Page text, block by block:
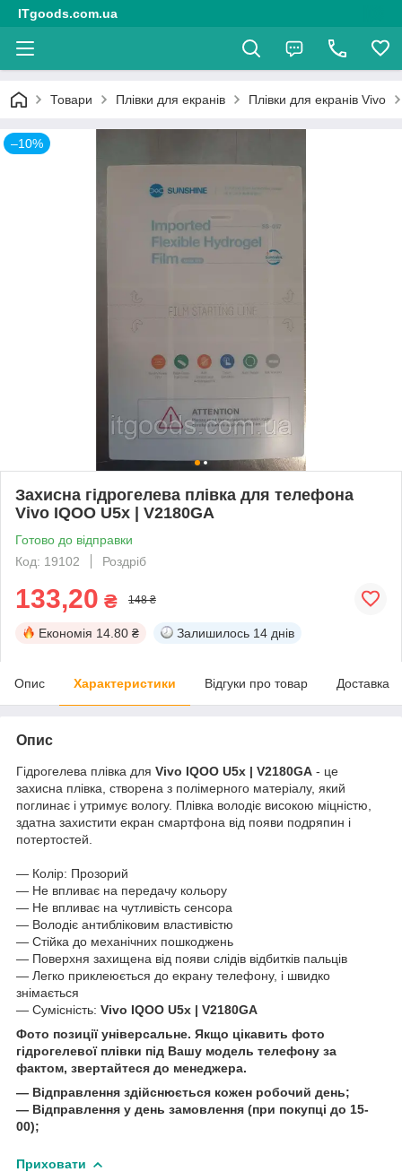
ITgoods.com.ua
Товари Плівки для екранів Плівки для екранів Vivo
–10%
Захисна гідрогелева плівка для телефона
Vivo IQOO U5x | V2180GA
Готово до відправки
Код: 19102
Роздріб
133,20 ₴ 148 ₴
Економія 14.80 ₴ Залишилось 14 днів
Опис Характеристики Відгуки про товар Доставка
Опис
Гідрогелева плівка для Vivo IQOO U5x | V2180GA - це
захисна плівка, створена з полімерного матеріалу, який
поглинає і утримує вологу. Плівка володіє високою міцністю,
здатна захистити екран смартфона від появи подряпин і
потертостей.
― Колір: Прозорий
― Не впливає на передачу кольору
― Не впливає на чутливість сенсора
― Володіє антибліковим властивістю
― Стійка до механічних пошкоджень
― Поверхня захищена від появи слідів відбитків пальців
― Легко приклеюється до екрану телефону, і швидко
знімається
― Сумісність: Vivo IQOO U5x | V2180GA
Фото позиції універсальне. Якщо цікавить фото
гідрогелевої плівки під Вашу модель телефону за
фактом, звертайтеся до менеджера.
― Відправлення здійснюється кожен робочий день;
― Відправлення у день замовлення (при покупці до 15-
00);
Приховати